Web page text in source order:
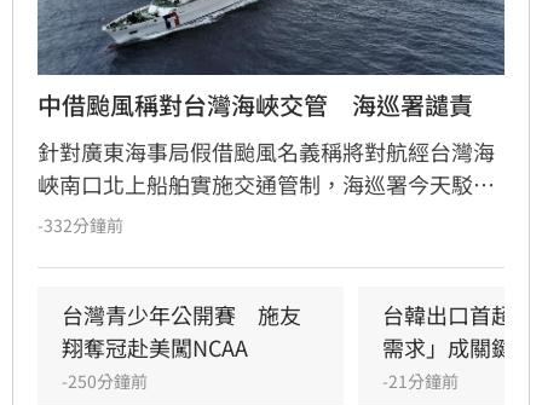
中借颱風稱對台灣海峽交管　海巡署譴責
針對廣東海事局假借颱風名義稱將對航經台灣海
峽南口北上船舶實施交通管制，海巡署今天駁斥
中國無權在台灣海峽實施交通管制，並嚴厲譴
-332分鐘前
台灣青少年公開賽　施友
翔奪冠赴美闖NCAA
-250分鐘前
台韓出口首超
需求」成關鍵
-21分鐘前